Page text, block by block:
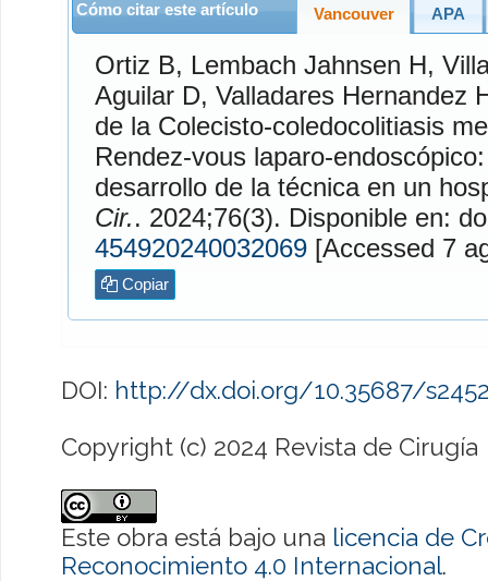
Cómo citar este artículo Vancouver APA
Ortiz B, Lembach Jahnsen H,
AguilarD, Valladares Hernandez
de la Colecisto-coledocolitiasis
Rendez-vous laparo-
desarrollo de la técnica en un
Cir.
. 2024;76(3). Disponible en:
454920240032069
Copiar
DOI: http://dx.doi.org/10.35687/
Copyright (c) 2024 Revista de Cirugía
Este obra está bajo una licencia de
Reconocimiento 4.0 Internacional.